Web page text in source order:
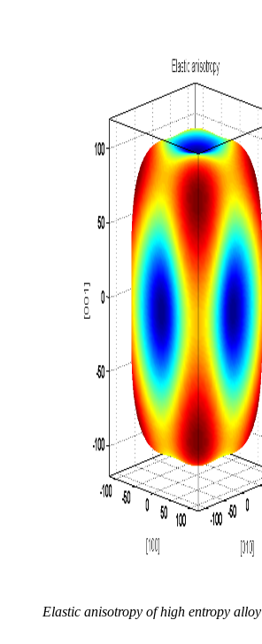
Elastic anisotropy of high entropy alloy